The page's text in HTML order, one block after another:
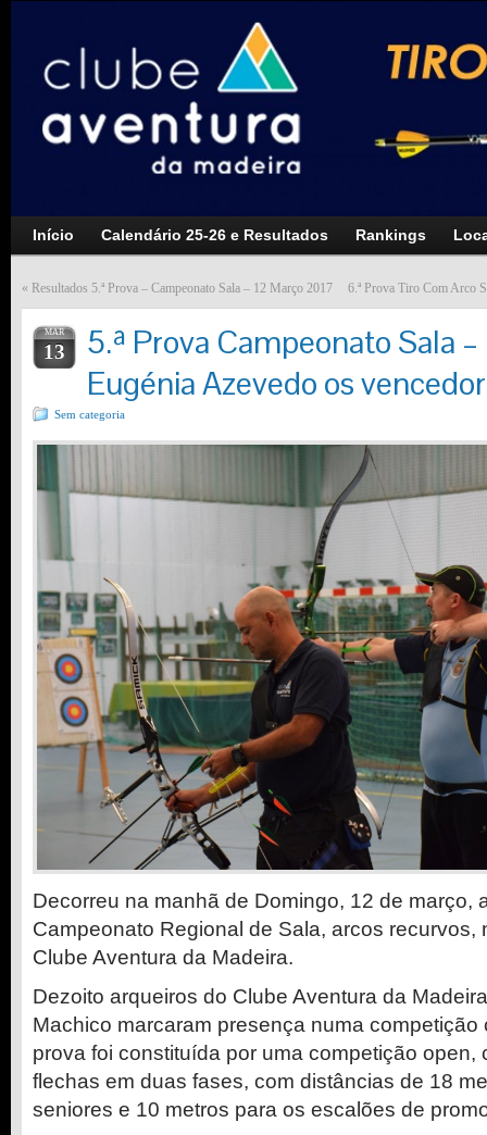
Início Calendário 25-26 e Resultados Rankings
« Resultados 5.ª Prova – Campeonato Sala – 12 Março 2017 6.ª Prova Tiro Com Arco
MAR
13
5.ª Prova Campeonato Sala
Eugénia Azevedo os
Sem categoria
Decorreu na manhã de Domingo, 12 de março,
Campeonato Regional de Sala, arcos recurvos,
Clube Aventura da Madeira.
Dezoito arqueiros do Clube Aventura da
Machico marcaram presença numa competição
prova foi constituída por uma competição open,
flechas em duas fases, com distâncias de 18
seniores e 10 metros para os escalões de